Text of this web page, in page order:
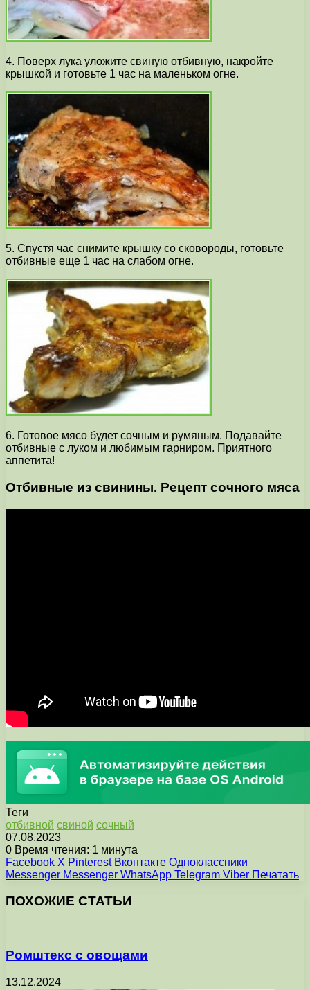
4. Поверх лука уложите свиную отбивную, накройте
крышкой и готовьте 1 час на маленьком огне.
5. Спустя час снимите крышку со сковороды, готовьте
отбивные еще 1 час на слабом огне.
6. Готовое мясо будет сочным и румяным. Подавайте
отбивные с луком и любимым гарниром. Приятного
аппетита!
Отбивные из свинины. Рецепт сочного мяса
Теги
отбивной свиной сочный
07.08.2023
0 Время чтения: 1 минута
Facebook X Pinterest Вконтакте Одноклассники
Messenger Messenger WhatsApp Telegram Viber Печатать
ПОХОЖИЕ СТАТЬИ
Ромштекс с овощами
13.12.2024